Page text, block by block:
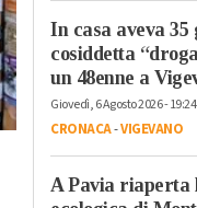
In casa aveva
cosiddetta
un 48enne a
Giovedì, 6 Agosto 2026 - 19:24
CRONACA-VIGEVANO
A Pavia riaperta